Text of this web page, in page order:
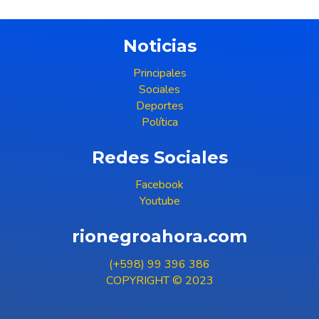
Noticias
Principales
Sociales
Deportes
Política
Redes Sociales
Facebook
Youtube
rionegroahora.com
(+598) 99 396 386
COPYRIGHT © 2023